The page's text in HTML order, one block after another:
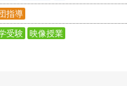
指導
受験 映像授業